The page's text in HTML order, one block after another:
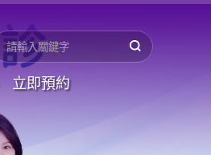
立即預約